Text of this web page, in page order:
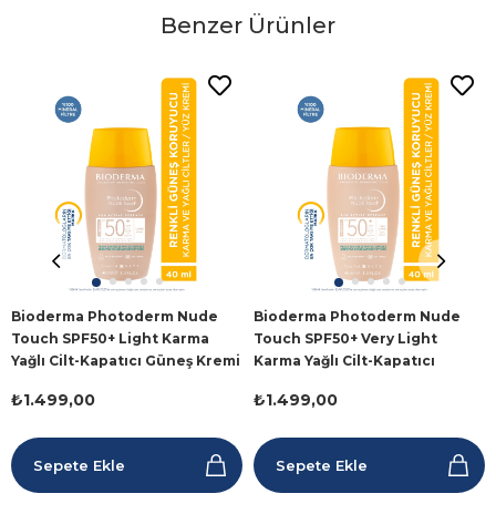
Benzer Ürünler
Bioderma Photoderm Nude
Touch SPF50+ Light Karma
Yağlı Cilt-Kapatıcı Güneş Kremi
₺1.499,00
Sepete Ekle
Bioderma Photoderm Nude
Touch SPF50+ Very Light
Karma Yağlı Cilt-Kapatıcı
₺1.499,00
Sepete Ekle